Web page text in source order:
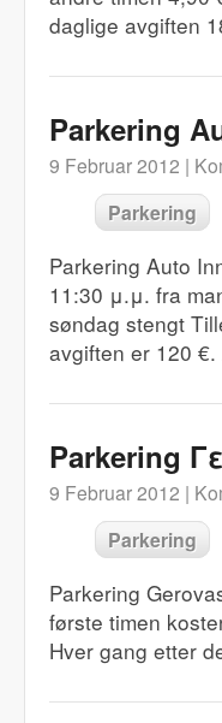
daglige avgiften
Parkering
9 Februar 2012 |
Parkering
Parkering Auto
11:30 μ.μ. fra
søndag stengt
avgiften er 120
Parkering
9 Februar 2012 |
Parkering
Parkering
første timen
Hver gang etter